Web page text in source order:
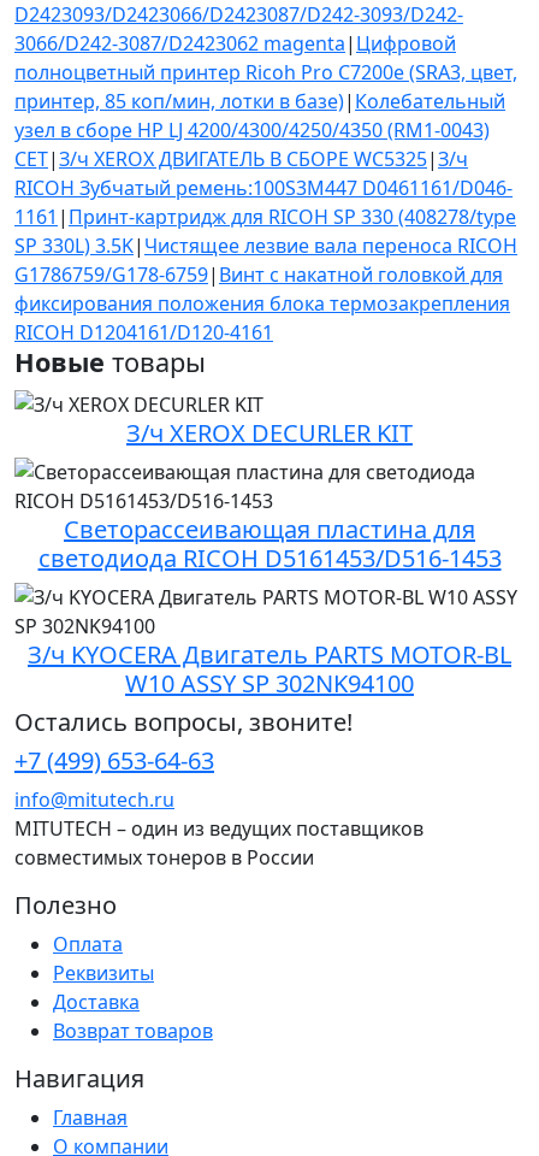
D2423093/D2423066/D2423087/D242-3093/D242-
3066/D242-3087/D2423062 magenta| Цифровой
полноцветный принтер Ricoh Pro C7200e (SRA3, цвет,
принтер, 85 коп/мин, лотки в базе)| Колебательный
узел в сборе HP LJ 4200/4300/4250/4350 (RM1-0043)
CET|З/ч XEROX ДВИГАТЕЛЬ В СБОРЕ WC5325|З/ч
RICOH Зубчатый ремень:100S3M447 D0461161/D046-
1161 | Принт-картридж для RICOH SP 330 (408278/type
SP 330L) 3.5K| Чистящее лезвие вала переноса RICOH
G1786759/G178-6759| Винт с накатной головкой для
фиксирования положения блока термозакрепления
RICOH D1204161/D120-4161
Новые товары
З/ч XEROX DECURLER KIT
Светорассеивающая пластина для
светодиода RICOH D5161453/D516-1453
З/ч KYOCERA Двигатель PARTS MOTOR-BL
W10 ASSY SP 302NK94100
Остались вопросы, звоните!
+7 (499) 653-64-63
info@mitutech.ru
MITUTECH – один из ведущих поставщиков
совместимых тонеров в России
Полезно
Оплата
Реквизиты
Доставка
Возврат товаров
Навигация
Главная
О компании